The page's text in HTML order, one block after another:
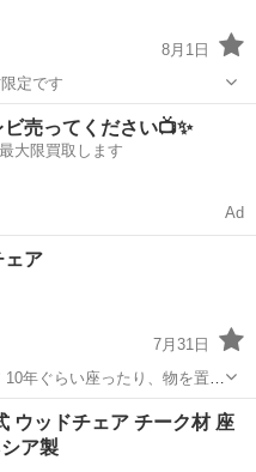
8月1日
定です
子
ビ売ってください📺✨
大限買取します
Ad
ア
7月31日
クト
ウッドチェア チーク材 座
ア製